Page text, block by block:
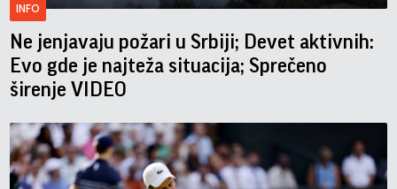
INFO
Ne jenjavaju požari u Srbiji; Devet aktivnih:
Evo gde je najteža situacija; Sprečeno
širenje VIDEO